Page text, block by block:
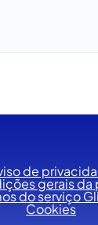
de
gerais da
do serviço
Cookies